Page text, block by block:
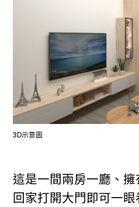
3D示意圖
這是一間兩房一廳、擁
回家打開大門即可一